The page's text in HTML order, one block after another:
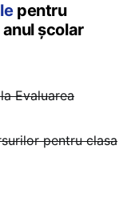
pentru
școlar
Evaluarea
pentru clasa